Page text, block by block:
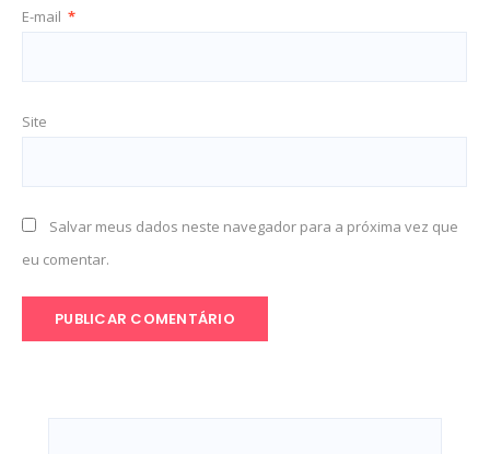
E-mail *
Site
Salvar meus dados neste navegador para a próxima vez que
eu comentar.